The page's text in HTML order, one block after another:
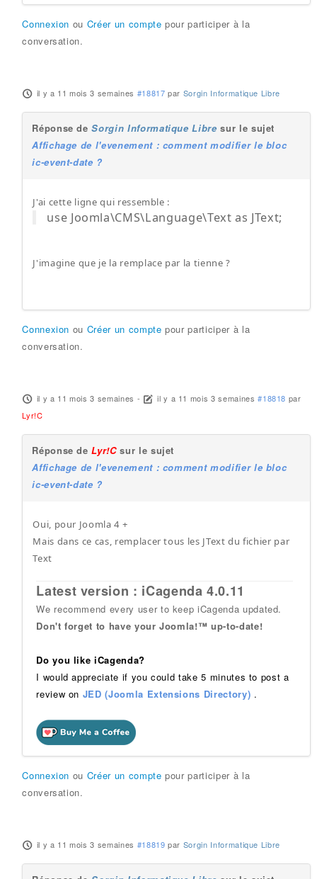
Connexion ou Créer un compte pour participer à la
conversation.
il y a 11 mois 3 semaines #18817 par Sorgin Informatique Libre
Réponse deSorgin Informatique Libre sur le sujet
Affichage de l'evenement : comment modifier le bloc
ic-event-date ?
J'ai cette ligne qui ressemble :
use Joomla\CMS\Language\Text as JText;
J'imagine que je la remplace par la tienne ?
Connexion ou Créer un compte pour participer à la
conversation.
il y a 11 mois 3 semaines - il y a 11 mois 3 semaines #18818 par
Lyr!C
Réponse deLyr!Csur le sujet
Affichage de l'evenement : comment modifier le bloc
ic-event-date ?
Oui, pour Joomla 4 +
Mais dans ce cas, remplacer tous les JText du fichier par
Text
Latest version : iCagenda 4.0.11
We recommend every user to keep iCagenda updated.
Don't forget to have your Joomla!™ up-to-date!
Do you like iCagenda?
I would appreciate if you could take 5 minutes to post a
review on JED (Joomla Extensions Directory) .
Connexion ou Créer un compte pour participer à la
conversation.
il y a 11 mois 3 semaines #18819 par Sorgin Informatique Libre